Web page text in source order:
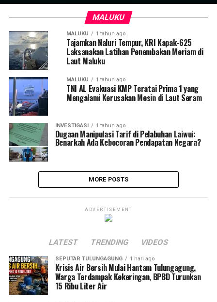
MALUKU
MALUKU 1 tahun ago
Tajamkan Naluri Tempur, KRI Kapak-625
Laksanakan Latihan Penembakan Meriam di
Laut Maluku
MALUKU 1 tahun ago
TNI AL Evakuasi KMP Teratai Prima 1 yang
Mengalami Kerusakan Mesin di Laut Seram
INVESTIGASI 1 tahun ago
Dugaan Manipulasi Tarif di Pelabuhan Laiwui:
Benarkah Ada Kebocoran Pendapatan Negara?
MORE POSTS
ADVERTISEMENT
LATEST TRENDING VIDEOS
SEPUTAR TULUNGAGUNG 1 hari ago
Krisis Air Bersih Mulai Hantam Tulungagung,
Warga Terdampak Kekeringan, BPBD Turunkan
15 Ribu Liter Air